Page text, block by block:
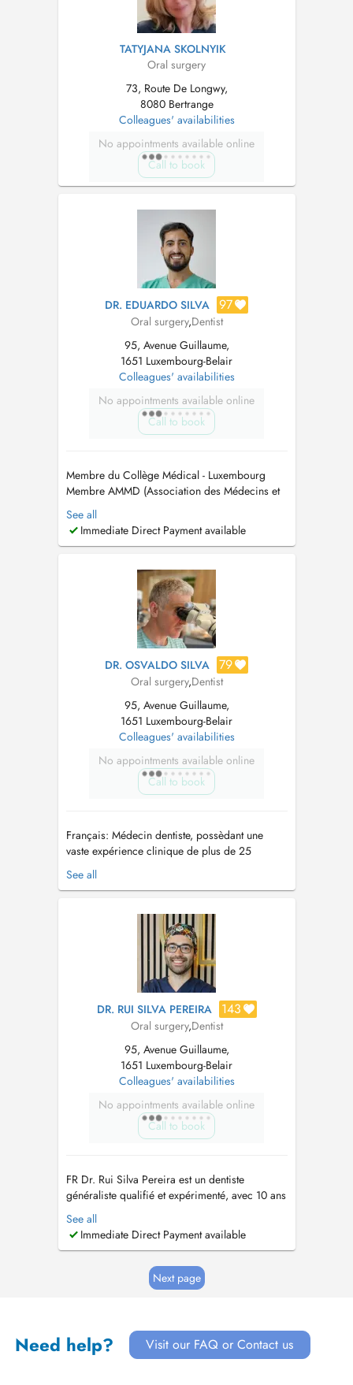
TATYJANA SKOLNYIK
Oral surgery
73, Route De Longwy,
8080 Bertrange
Colleagues' availabilities
No appointments available online
Call to book
DR. EDUARDO SILVA 97
Oral surgery,Dentist
95, Avenue Guillaume,
1651 Luxembourg-Belair
Colleagues' availabilities
No appointments available online
Call to book
Membre du Collège Médical - Luxembourg
Membre AMMD (Association des Médecins et
Médecins Dentistes) - Luxembourg. Membre
OMD (Ordem dos Médicos Dentistas) -
Portugal Membre Médecins Confédération
See all
Immediate Direct Payment available
DR. OSVALDO SILVA 79
Oral surgery,Dentist
95, Avenue Guillaume,
1651 Luxembourg-Belair
Colleagues' availabilities
No appointments available online
Call to book
Français: Médecin dentiste, possèdant une
vaste expérience clinique de plus de 25
années. Ancien enseignant universitaire
d'Endodontie, à la Faculté de médecine de
catholique portugaise. Expérience approfondie
dans les urgences hospitalières buc...
See all
DR. RUI SILVA PEREIRA 143
Oral surgery,Dentist
95, Avenue Guillaume,
1651 Luxembourg-Belair
Colleagues' availabilities
No appointments available online
Call to book
FR Dr. Rui Silva Pereira est un dentiste
généraliste qualifié et expérimenté, avec 10 ans
d'expérience dentaire dans 3 pays (Portugal,
France, Luxembourg). Ma pratique est
davantage axée sur
Chirurgie/Implantologie. EN Dr. Rui Silva
Pereira is a qualif...
See all
Immediate Direct Payment available
Next page
Need help? Visit our FAQ or Contact us